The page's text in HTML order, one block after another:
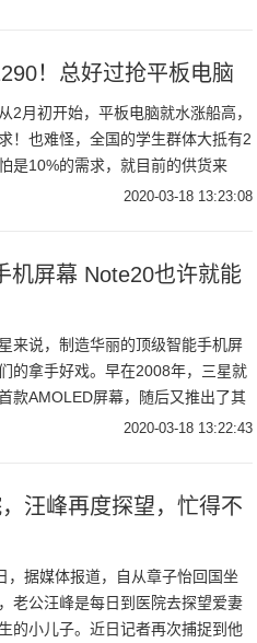
！总好过抢平板电脑
2月初开始，平板电脑就水涨船高，
！也难怪，全国的学生群体大抵有2
是10%的需求，就目前的供货来
有的平板电脑也是完全供不应求的。
2020-03-18 13:23:08
机屏幕 Note20也许就能
来说，制造华丽的顶级智能手机屏
的拿手好戏。早在2008年，三星就
款AMOLED屏幕，随后又推出了其
技术改进，例如Super AMOLED显屏
2020-03-18 13:22:43
汪峰再度探望，忙得不
，据媒体报道，自从章子怡回国坐
老公汪峰是每日到医院去探望爱妻
的小儿子。近日记者再次捕捉到他